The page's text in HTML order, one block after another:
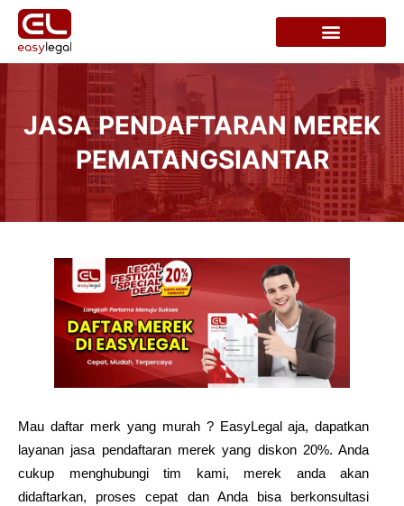
JASA PENDAFTARAN MEREK
PEMATANGSIANTAR
Mau daftar merk yang murah ? EasyLegal aja, dapatkan
layanan jasa pendaftaran merek yang diskon 20%. Anda
cukup menghubungi tim kami, merek anda akan
didaftarkan, proses cepat dan Anda bisa berkonsultasi